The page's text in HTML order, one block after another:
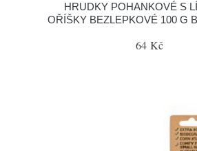
HRUDKY POHANKOVÉ S
OŘÍŠKY BEZLEPKOVÉ 100 G
64 Kč